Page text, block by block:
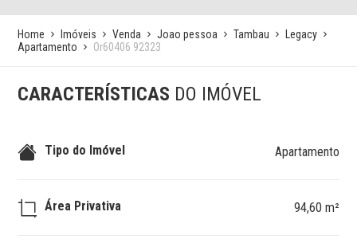
Home Imóveis Venda Joao pessoa Tambau
Legacy
Apartamento
Or60406 92323
CARACTERÍSTICAS DO IMÓVEL
Tipo do Imóvel Apartamento
Área Privativa 94,60 m²